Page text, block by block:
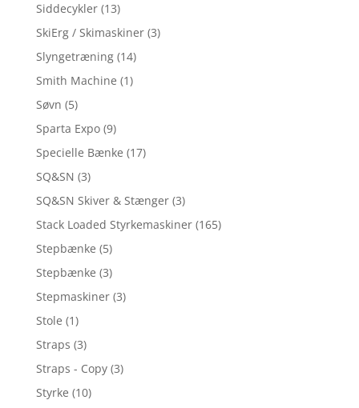
Siddecykler (13)
SkiErg / Skimaskiner (3)
Slyngetræning (14)
Smith Machine (1)
Søvn (5)
Sparta Expo (9)
Specielle Bænke (17)
SQ&SN (3)
SQ&SN Skiver & Stænger (3)
Stack Loaded Styrkemaskiner (165)
Stepbænke (5)
Stepbænke (3)
Stepmaskiner (3)
Stole (1)
Straps (3)
Straps - Copy (3)
Styrke (10)